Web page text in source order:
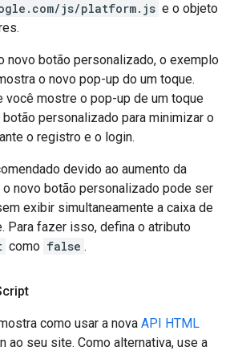
js/platform.js e o objeto
novo botão personalizado, o exemplo
o novo pop-up do um toque.
você mostre o pop-up de um toque
personalizado para minimizar o
o registro e o login.
devido ao aumento da
novo botão personalizado pode ser
exibir simultaneamente a caixa de
Para fazer isso, defina o atributo
como false .
como usar a nova API HTML
ao seu site. Como alternativa, use a